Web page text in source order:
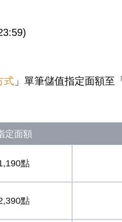
式 」單筆儲值指定面額至「
定面額
點
點